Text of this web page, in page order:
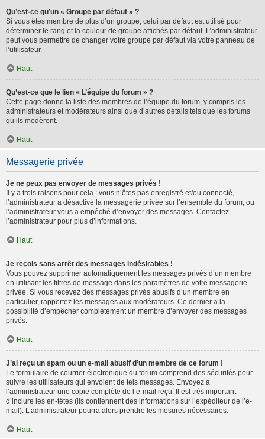
Qu’est-ce qu’un « Groupe par défaut » ?
Si vous êtes membre de plus d’un groupe, celui par défaut est utilisé pour
déterminer le rang et la couleur de groupe affichés par défaut. L’administrateur
peut vous permettre de changer votre groupe par défaut via votre panneau de
l’utilisateur.
Haut
Qu’est-ce que le lien « L’équipe du forum » ?
Cette page donne la liste des membres de l’équipe du forum, y compris les
administrateurs et modérateurs ainsi que d’autres détails tels que les forums
qu’ils modèrent.
Haut
Messagerie privée
Je ne peux pas envoyer de messages privés !
Il y a trois raisons pour cela : vous n’êtes pas enregistré et/ou connecté,
l’administrateur a désactivé la messagerie privée sur l’ensemble du forum, ou
l’administrateur vous a empêché d’envoyer des messages. Contactez
l’administrateur pour plus d’informations.
Haut
Je reçois sans arrêt des messages indésirables !
Vous pouvez supprimer automatiquement les messages privés d’un membre
en utilisant les filtres de message dans les paramètres de votre messagerie
privée. Si vous recevez des messages privés abusifs d’un membre en
particulier, rapportez les messages aux modérateurs. Ce dernier a la
possibilité d’empêcher complètement un membre d’envoyer des messages
privés.
Haut
J’ai reçu un spam ou un e-mail abusif d’un membre de ce forum !
Le formulaire de courrier électronique du forum comprend des sécurités pour
suivre les utilisateurs qui envoient de tels messages. Envoyez à
l’administrateur une copie complète de l’e-mail reçu. Il est très important
d’inclure les en-têtes (ils contiennent des informations sur l’expéditeur de l’e-
mail). L’administrateur pourra alors prendre les mesures nécessaires.
Haut